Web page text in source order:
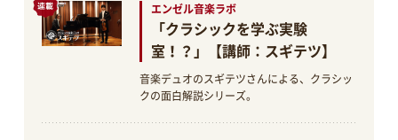
エンゼル音楽ラボ
「クラシックを学ぶ実験
室！？」【講師：スギテツ】
音楽デュオのスギテツさんによる、クラシッ
クの面白解説シリーズ。